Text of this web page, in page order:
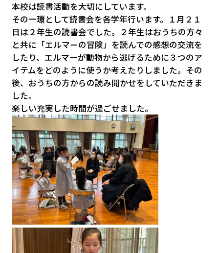
本校は読書活動を大切にしています。
その一環として読書会を各学年行います。１月２１
日は２年生の読書会でした。２年生はおうちの方々
と共に「エルマーの冒険」を読んでの感想の交流を
したり、エルマーが動物から逃げるために３つのア
イテムをどのように使うか考えたりしました。その
後、おうちの方からの読み聞かせをしていただきま
した。
楽しい充実した時間が過ごせました。